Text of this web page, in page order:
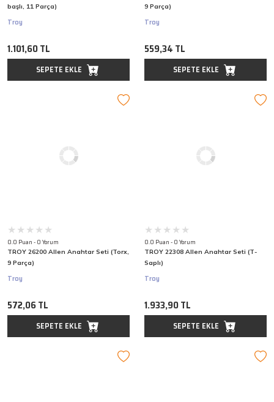
başlı, 11 Parça)
Troy
1.101,60 TL
SEPETE EKLE
9 Parça)
Troy
559,34 TL
SEPETE EKLE
0.0 Puan - 0 Yorum
TROY 26200 Allen Anahtar Seti (Torx,
9 Parça)
Troy
572,06 TL
SEPETE EKLE
0.0 Puan - 0 Yorum
TROY 22308 Allen Anahtar Seti (T-
Saplı)
Troy
1.933,90 TL
SEPETE EKLE